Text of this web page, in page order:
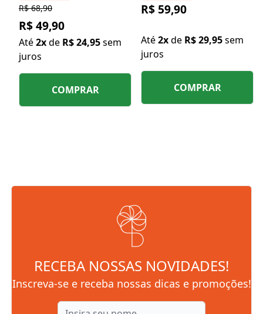
R$ 68,90
R$ 49,90
Até2xde R$ 24,95sem
juros
COMPRAR
R$ 59,90
Até2xde R$ 29,95sem
juros
COMPRAR
RECEBA NOSSAS NOVIDADES!
Inscreva-se e receba nossas dicas e promoções!